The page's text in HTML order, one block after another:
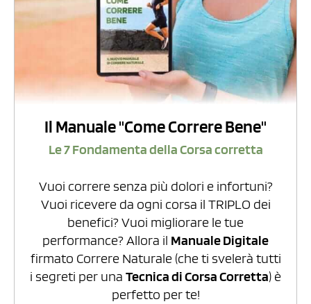
Il Manuale "Come Correre Bene"
Le 7 Fondamenta della Corsa corretta
Vuoi correre senza più dolori e infortuni?
Vuoi ricevere da ogni corsa il TRIPLO dei
benefici? Vuoi migliorare le tue
performance? Allora il Manuale Digitale
firmato Correre Naturale (che ti svelerà tutti
i segreti per una Tecnica di Corsa Corretta) è
perfetto per te!